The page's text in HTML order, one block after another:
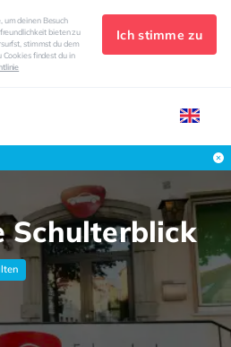
um deinen Besuch
bieten zu
stimmst du dem
findest du in
Ich stimme zu
Schulterblick